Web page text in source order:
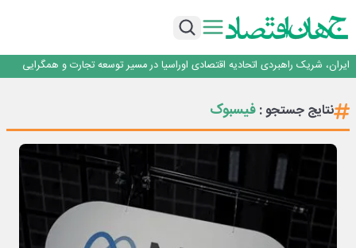
برنده این رقابت داستان‌نویسی، انسان نبود!
ایران، شریک راهبردی اتحادیه اقتصادی اوراسیا در مسیر توسعه تجارت و همگرایی
منطقه‌ای
جمنای دستیار اصلی گوشی‌های اندرویدی می‌شود
برنده این رقابت داستان‌نویسی، انسان نبود!
ایران، شریک راهبردی اتحادیه اقتصادی اوراسیا در مسیر توسعه تجارت و همگرایی
نتایج جستجو :فیسبوک